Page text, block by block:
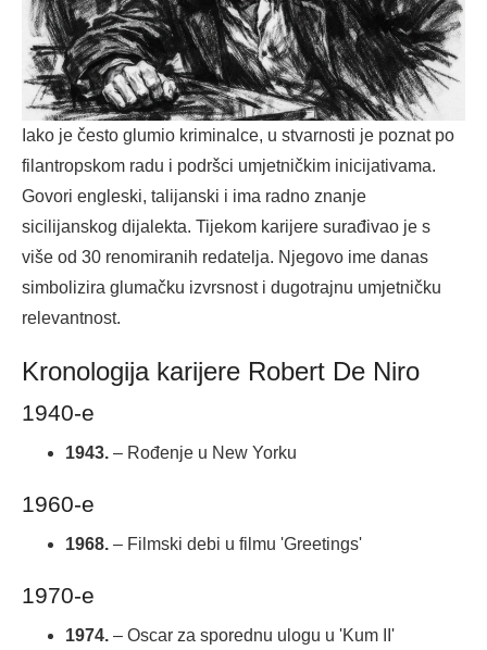
Iako je često glumio kriminalce, u stvarnosti je poznat po
filantropskom radu i podršci umjetničkim inicijativama.
Govori engleski, talijanski i ima radno znanje
sicilijanskog dijalekta. Tijekom karijere surađivao je s
više od 30 renomiranih redatelja. Njegovo ime danas
simbolizira glumačku izvrsnost i dugotrajnu umjetničku
relevantnost.
Kronologija karijere Robert De Niro
1940-e
1943. – Rođenje u New Yorku
1960-e
1968. – Filmski debi u filmu 'Greetings'
1970-e
1974. – Oscar za sporednu ulogu u 'Kum II'